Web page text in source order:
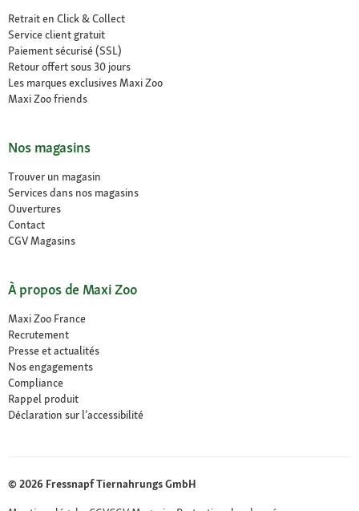
Retrait en Click & Collect
Service client gratuit
Paiement sécurisé (SSL)
Retour offert sous 30 jours
Les marques exclusives Maxi Zoo
Maxi Zoo friends
Nos magasins
Trouver un magasin
Services dans nos magasins
Ouvertures
Contact
CGV Magasins
À propos de Maxi Zoo
Maxi Zoo France
Recrutement
Presse et actualités
Nos engagements
Compliance
Rappel produit
Déclaration sur l’accessibilité
© 2026 Fressnapf Tiernahrungs GmbH